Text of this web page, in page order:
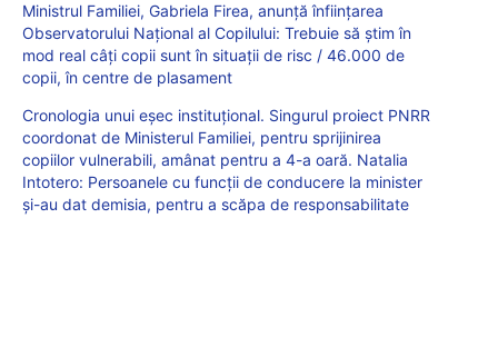
Ministrul Familiei, Gabriela Firea, anunţă înfiinţarea
Observatorului Naţional al Copilului: Trebuie să ştim în
mod real câţi copii sunt în situaţii de risc / 46.000 de
copii, în centre de plasament
Cronologia unui eșec instituțional. Singurul proiect PNRR
coordonat de Ministerul Familiei, pentru sprijinirea
copiilor vulnerabili, amânat pentru a 4-a oară. Natalia
Intotero: Persoanele cu funcții de conducere la minister
și-au dat demisia, pentru a scăpa de responsabilitate